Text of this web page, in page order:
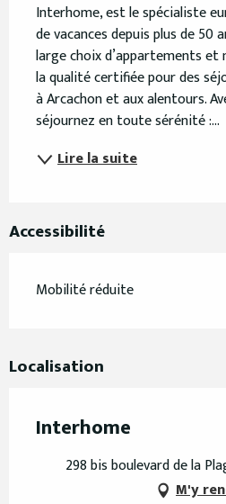
Interhome, est le spécialiste
de vacances depuis plus de 50
large choix d’appartements et
la qualité certifiée pour des
à Arcachon et aux alentours.
séjournez en toute sérénité :...
Lire la suite
Accessibilité
Mobilité réduite
Localisation
Interhome
298 bis boulevard de la
M'y